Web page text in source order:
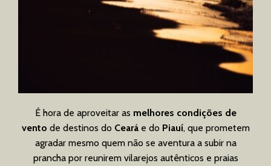
É hora de aproveitar as melhores condições de
vento de destinos do Ceará e do Piauí, que prometem
agradar mesmo quem não se aventura a subir na
prancha por reunirem vilarejos autênticos e praias